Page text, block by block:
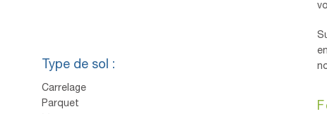
Type de sol :
Carrelage
Parquet